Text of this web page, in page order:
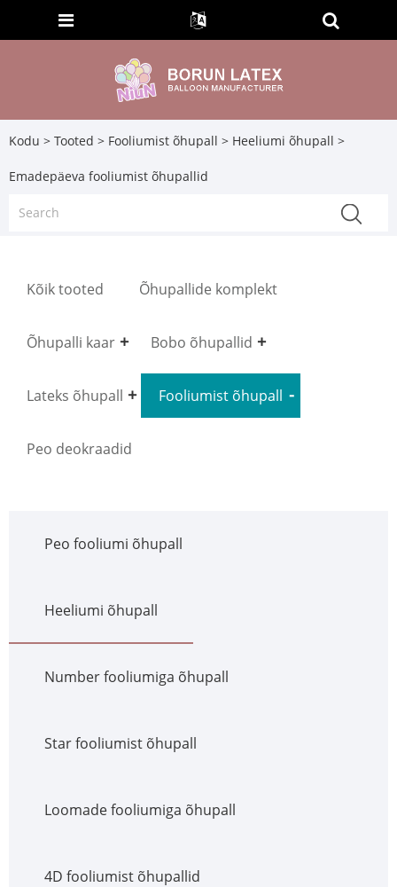
Kodu > Tooted > Fooliumist õhupall > Heeliumi õhupall >
Emadepäeva fooliumist õhupallid
Kõik tooted Õhupallide komplekt
Õhupalli kaar Bobo õhupallid
Lateks õhupall Fooliumist õhupall
Peo deokraadid
Peo fooliumi õhupall
Heeliumi õhupall
Number fooliumiga õhupall
Star fooliumist õhupall
Loomade fooliumiga õhupall
4D fooliumist õhupallid